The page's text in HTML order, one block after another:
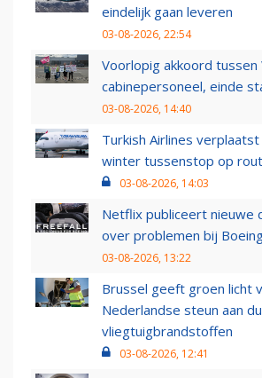
eindelijk gaan leveren
03-08-2026, 22:54
Voorlopig akkoord tussen
cabinepersoneel, einde
03-08-2026, 14:40
Turkish Airlines
winter tussenstop op
03-08-2026, 14:03
Netflix publiceert nieuwe
over problemen bij
03-08-2026, 13:22
Brussel geeft groen licht
Nederlandse steun aan
vliegtuigbrandstoffen
03-08-2026, 12:41